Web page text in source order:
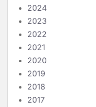
2024
2023
2022
2021
2020
2019
2018
2017